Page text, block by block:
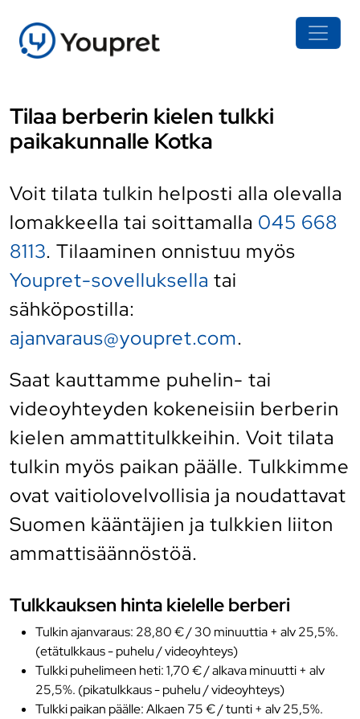
Tilaa berberin kielen tulkki
paikakunnalle Kotka
Voit tilata tulkin helposti alla olevalla
lomakkeella tai soittamalla 045 668
8113. Tilaaminen onnistuu myös
Youpret-sovelluksella tai
sähköpostilla:
ajanvaraus@youpret.com.
Saat kauttamme puhelin- tai
videoyhteyden kokeneisiin berberin
kielen ammattitulkkeihin. Voit tilata
tulkin myös paikan päälle. Tulkkimme
ovat vaitiolovelvollisia ja noudattavat
Suomen kääntäjien ja tulkkien liiton
ammattisäännöstöä.
Tulkkauksen hinta kielelle berberi
Tulkin ajanvaraus: 28,80 € / 30 minuuttia + alv 25,5%.
(etätulkkaus - puhelu / videoyhteys)
Tulkki puhelimeen heti: 1,70 € / alkava minuutti + alv
25,5%. (pikatulkkaus - puhelu / videoyhteys)
Tulkki paikan päälle: Alkaen 75 € / tunti + alv 25,5%.